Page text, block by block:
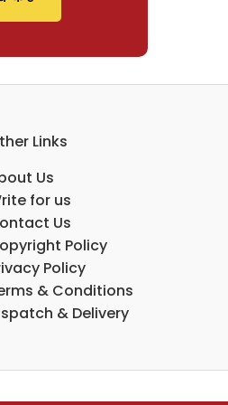
Links
Us
for us
Us
Policy
Policy
& Conditions
& Delivery